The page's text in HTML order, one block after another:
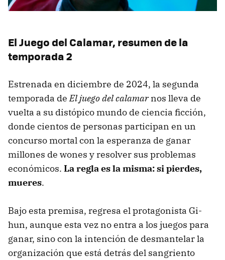
El Juego del Calamar, resumen de la
temporada 2
Estrenada en diciembre de 2024, la segunda
temporada deEl juego del calamarnos lleva de
vuelta a su distópico mundo de ciencia ficción,
donde cientos de personas participan en un
concurso mortal con la esperanza de ganar
millones de wones y resolver sus problemas
económicos. La regla es la misma: si pierdes,
mueres.
Bajo esta premisa, regresa el protagonista Gi-
hun, aunque esta vez no entra a los juegos para
ganar, sino con la intención de desmantelar la
organización que está detrás del sangriento